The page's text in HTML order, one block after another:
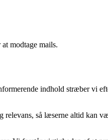
modtage mails.
indhold stræber vi
så læserne altid kan